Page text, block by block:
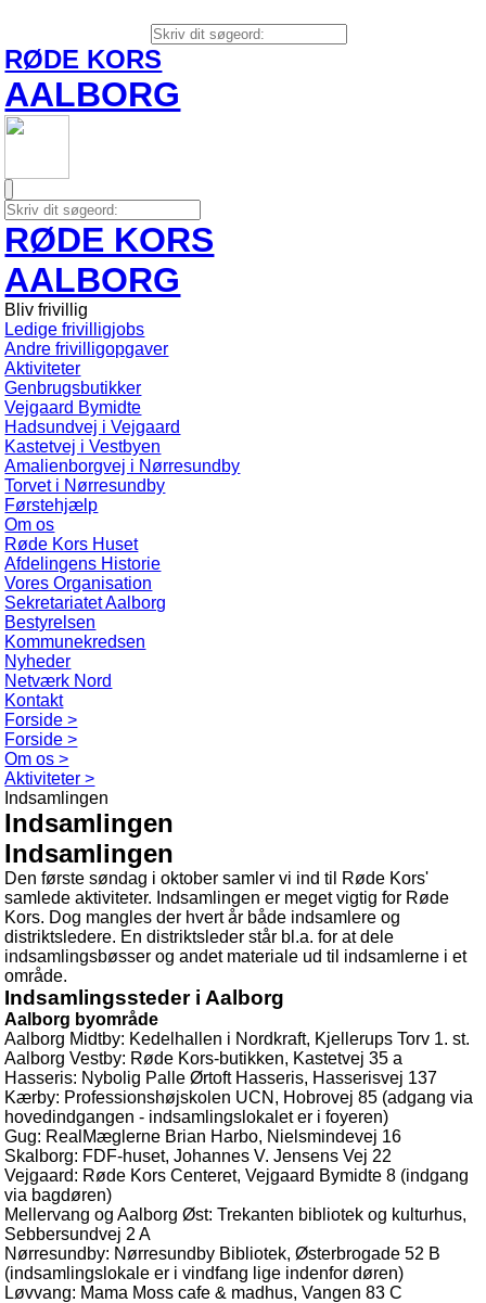
RØDE KORS
AALBORG
RØDE KORS
AALBORG
Bliv frivillig
Ledige frivilligjobs
Andre frivilligopgaver
Aktiviteter
Genbrugsbutikker
Vejgaard Bymidte
Hadsundvej i Vejgaard
Kastetvej i Vestbyen
Amalienborgvej i Nørresundby
Torvet i Nørresundby
Førstehjælp
Om os
Røde Kors Huset
Afdelingens Historie
Vores Organisation
Sekretariatet Aalborg
Bestyrelsen
Kommunekredsen
Nyheder
Netværk Nord
Kontakt
Forside >
Forside >
Om os >
Aktiviteter >
Indsamlingen
Indsamlingen
Indsamlingen
Den første søndag i oktober samler vi ind til Røde Kors'
samlede aktiviteter. Indsamlingen er meget vigtig for Røde
Kors. Dog mangles der hvert år både indsamlere og
distriktsledere. En distriktsleder står bl.a. for at dele
indsamlingsbøsser og andet materiale ud til indsamlerne i et
område.
Indsamlingssteder i Aalborg
Aalborg byområde
Aalborg Midtby: Kedelhallen i Nordkraft, Kjellerups Torv 1. st.
Aalborg Vestby: Røde Kors-butikken, Kastetvej 35 a
Hasseris: Nybolig Palle Ørtoft Hasseris, Hasserisvej 137
Kærby: Professionshøjskolen UCN, Hobrovej 85 (adgang via
hovedindgangen - indsamlingslokalet er i foyeren)
Gug: RealMæglerne Brian Harbo, Nielsmindevej 16
Skalborg: FDF-huset, Johannes V. Jensens Vej 22
Vejgaard: Røde Kors Centeret, Vejgaard Bymidte 8 (indgang
via bagdøren)
Mellervang og Aalborg Øst: Trekanten bibliotek og kulturhus,
Sebbersundvej 2 A
Nørresundby: Nørresundby Bibliotek, Østerbrogade 52 B
(indsamlingslokale er i vindfang lige indenfor døren)
Løvvang: Mama Moss cafe & madhus, Vangen 83 C